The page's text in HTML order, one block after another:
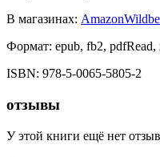
В магазинах: Amazon
Формат: epub, fb2, pdfRead,
ISBN: 978-5-0065-5805-2
отзывы
У этой книги ещё нет